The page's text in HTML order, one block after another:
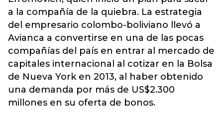
a la compañía de la quiebra. La estrategia
del empresario colombo-boliviano llevó a
Avianca a convertirse en una de las pocas
compañías del país en entrar al mercado de
capitales internacional al cotizar en la Bolsa
de Nueva York en 2013, al haber obtenido
una demanda por más de US$2.300
millones en su oferta de bonos.